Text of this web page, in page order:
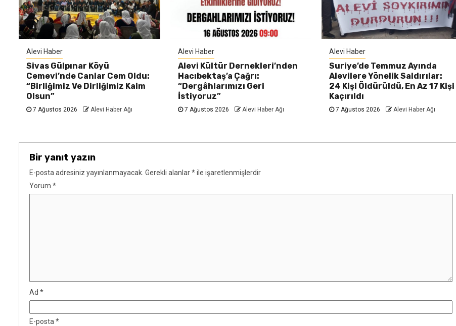
Alevi Haber
Sivas Gülpınar Köyü
Cemevi’nde Canlar Cem Oldu:
“Birliğimiz Ve Dirliğimiz Kaim
Olsun”
7 Ağustos 2026 Alevi Haber Ağı
Alevi Haber
Alevi Kültür Dernekleri’nden
Hacıbektaş’a Çağrı:
“Dergâhlarımızı Geri
İstiyoruz”
7 Ağustos 2026 Alevi Haber Ağı
Alevi Haber
Suriye’de Temmuz Ayında
Alevilere Yönelik Saldırılar:
24 Kişi Öldürüldü, En Az 17 Kişi
Kaçırıldı
7 Ağustos 2026 Alevi Haber Ağı
Bir yanıt yazın
E-posta adresiniz yayınlanmayacak. Gerekli alanlar*ile işaretlenmişlerdir
Yorum *
Ad *
E-posta *